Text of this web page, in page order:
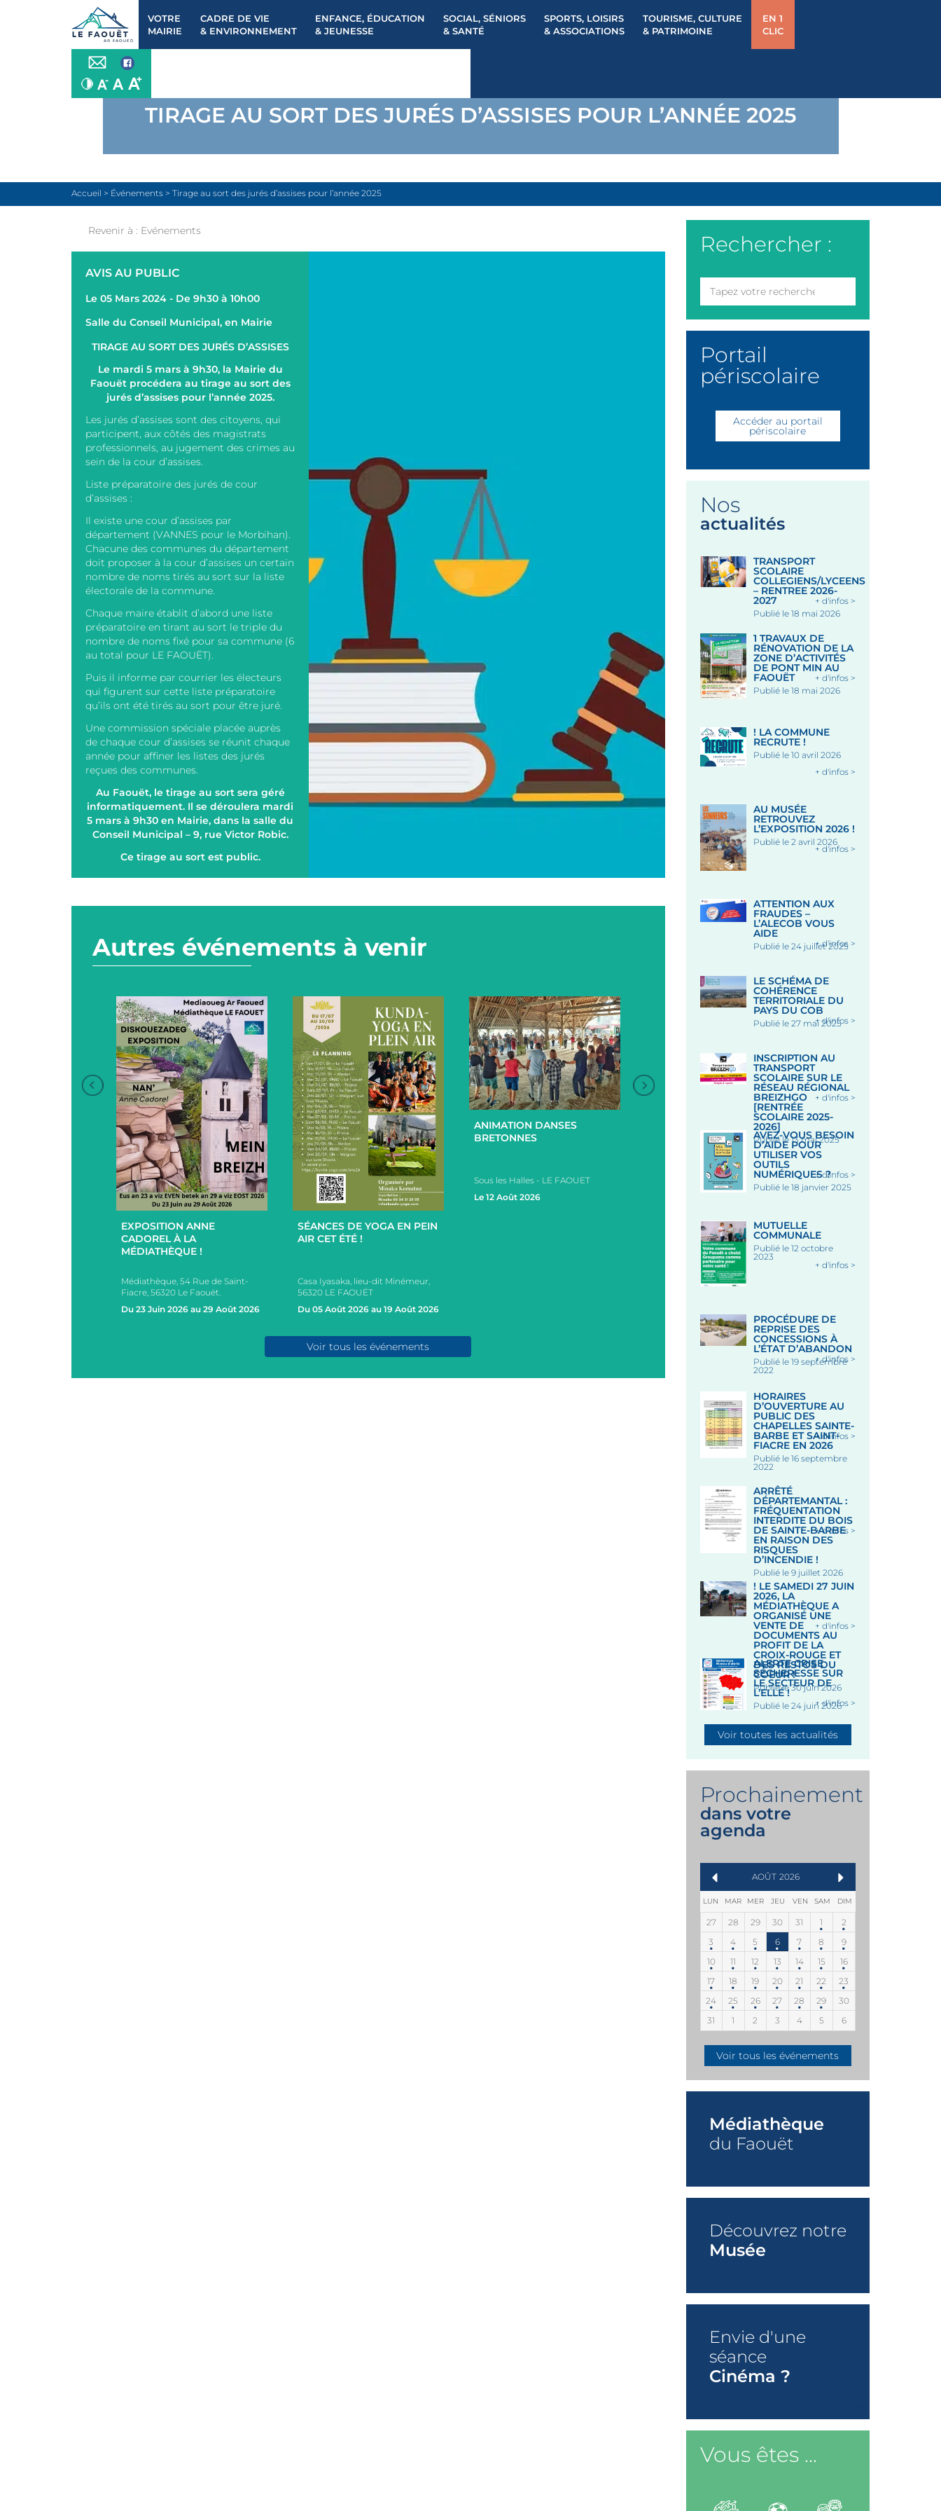
VOTRE
MAIRIE
CADRE DE VIE
& ENVIRONNEMENT
ENFANCE, ÉDUCATION
& JEUNESSE
SOCIAL, SÉNIORS
& SANTÉ
SPORTS, LOISIRS
& ASSOCIATIONS
TOURISME, CULTURE
& PATRIMOINE
EN 1
CLIC
TIRAGE AU SORT DES JURÉS D’ASSISES POUR L’ANNÉE 2025
Accueil > Événements > Tirage au sort des jurés d’assises pour l’année 2025
Revenir à : Evénements
AVIS AU PUBLIC
Le 05 Mars 2024 - De 9h30 à 10h00
Salle du Conseil Municipal, en Mairie
TIRAGE AU SORT DES JURÉS D’ASSISES
Le mardi 5 mars à 9h30, la Mairie du
Faouët procédera au tirage au sort des
jurés d’assises pour l’année 2025.
Les jurés d’assises sont des citoyens, qui
participent, aux côtés des magistrats
professionnels, au jugement des crimes au
sein de la cour d’assises.
Liste préparatoire des jurés de cour
d’assises :
Il existe une cour d’assises par
département (VANNES pour le Morbihan).
Chacune des communes du département
doit proposer à la cour d’assises un certain
nombre de noms tirés au sort sur la liste
électorale de la commune.
Chaque maire établit d’abord une liste
préparatoire en tirant au sort le triple du
nombre de noms fixé pour sa commune (6
au total pour LE FAOUËT).
Puis il informe par courrier les électeurs
qui figurent sur cette liste préparatoire
qu’ils ont été tirés au sort pour être juré.
Une commission spéciale placée auprès
de chaque cour d’assises se réunit chaque
année pour affiner les listes des jurés
reçues des communes.
Au Faouët, le tirage au sort sera géré
informatiquement. Il se déroulera mardi
5 mars à 9h30 en Mairie, dans la salle du
Conseil Municipal – 9, rue Victor Robic.
Ce tirage au sort est public.
Autres événements à venir
+
EXPOSITION ANNE
CADOREL À LA
MÉDIATHÈQUE !
Médiathèque, 54 Rue de Saint-
Fiacre, 56320 Le Faouët.
Du 23 Juin 2026 au 29 Août 2026
SÉANCES DE YOGA EN PEIN
AIR CET ÉTÉ !
Casa Iyasaka, lieu-dit Minémeur,
56320 LE FAOUËT
Du 05 Août 2026 au 19 Août 2026
+
ANIMATION DANSES
BRETONNES
Sous les Halles - LE FAOUET
Le 12 Août 2026
MARCHÉ NOCTURE PLACE
DES HALLES
Place des Halles, 56320 LE
BRETONNES
Sous les Halles - LE
Voir tous les événements
Rechercher :
Portail
périscolaire
Accéder au portail
périscolaire
Nos
actualités
TRANSPORT
SCOLAIRE
COLLEGIENS/LYCEENS
– RENTREE 2026-
2027
Publié le 18 mai 2026
+ d'infos >
1 TRAVAUX DE
RÉNOVATION DE LA
ZONE D’ACTIVITÉS
DE PONT MIN AU
FAOUËT
Publié le 18 mai 2026
+ d'infos >
! LA COMMUNE
RECRUTE !
Publié le 10 avril 2026
+ d'infos >
AU MUSÉE
RETROUVEZ
L’EXPOSITION 2026 !
Publié le 2 avril 2026
+ d'infos >
ATTENTION AUX
FRAUDES –
L’ALECOB VOUS
AIDE
Publié le 24 juillet 2025
+ d'infos >
LE SCHÉMA DE
COHÉRENCE
TERRITORIALE DU
PAYS DU COB
Publié le 27 mai 2025
+ d'infos >
INSCRIPTION AU
TRANSPORT
SCOLAIRE SUR LE
RÉSEAU RÉGIONAL
BREIZHGO
[RENTRÉE
SCOLAIRE 2025-
2026]
Publié le 13 mai 2025
+ d'infos >
AVEZ-VOUS BESOIN
D’AIDE POUR
UTILISER VOS
OUTILS
NUMÉRIQUES ?
Publié le 18 janvier 2025
+ d'infos >
MUTUELLE
COMMUNALE
Publié le 12 octobre
2023
+ d'infos >
PROCÉDURE DE
REPRISE DES
CONCESSIONS À
L’ÉTAT D’ABANDON
Publié le 19 septembre
2022
+ d'infos >
HORAIRES
D’OUVERTURE AU
PUBLIC DES
CHAPELLES SAINTE-
BARBE ET SAINT-
FIACRE EN 2026
Publié le 16 septembre
2022
+ d'infos >
ARRÊTÉ
DÉPARTEMANTAL :
FRÉQUENTATION
INTERDITE DU BOIS
DE SAINTE-BARBE
EN RAISON DES
RISQUES
D’INCENDIE !
Publié le 9 juillet 2026
+ d'infos >
! LE SAMEDI 27 JUIN
2026, LA
MÉDIATHÈQUE A
ORGANISÉ UNE
VENTE DE
DOCUMENTS AU
PROFIT DE LA
CROIX-ROUGE ET
DES RESTOS DU
COEUR !
Publié le 30 juin 2026
+ d'infos >
ALERTE CRISE
SÉCHERESSE SUR
LE SECTEUR DE
L’ELLÉ !
Publié le 24 juin 2026
+ d'infos >
Voir toutes les actualités
Prochainement
dans votre
agenda
AOÛT 2026
LUN MAR MER JEU VEN SAM DIM
27 28 29 30 31 1
2
3
4 5 6 7 8
9
10
11 12 13 14 15
16
17
18 19 20 21 22
23
24
25 26 27 28 29
30
31
1 2 3 4 5 6
Voir tous les événements
Médiathèque
du Faouët
Découvrez notre
Musée
Envie d'une
séance
Cinéma ?
Vous êtes ...